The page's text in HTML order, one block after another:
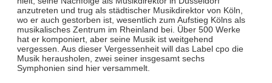
anzutreten und trug als städtischer Musikdirektor von Köln,
wo er auch gestorben ist, wesentlich zum Aufstieg Kölns als
musikalisches Zentrum im Rheinland bei. Über 500 Werke
hat er komponiert, aber seine Musik ist weitgehend
vergessen. Aus dieser Vergessenheit will das Label cpo die
Musik herausholen, zwei seiner insgesamt sechs
Symphonien sind hier versammelt.